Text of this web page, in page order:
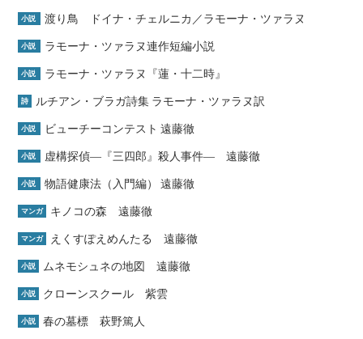
小説 渡り鳥 ドイナ・チェルニカ／ラモーナ・ツァラヌ
小説 ラモーナ・ツァラヌ連作短編小説
小説 ラモーナ・ツァラヌ『蓮・十二時』
詩 ルチアン・ブラガ詩集 ラモーナ・ツァラヌ訳
小説 ビューチーコンテスト 遠藤徹
小説 虚構探偵―『三四郎』殺人事件― 遠藤徹
小説 物語健康法（入門編） 遠藤徹
マンガ キノコの森 遠藤徹
マンガ えくすぽえめんたる 遠藤徹
小説 ムネモシュネの地図 遠藤徹
小説 クローンスクール 紫雲
小説 春の墓標 萩野篤人